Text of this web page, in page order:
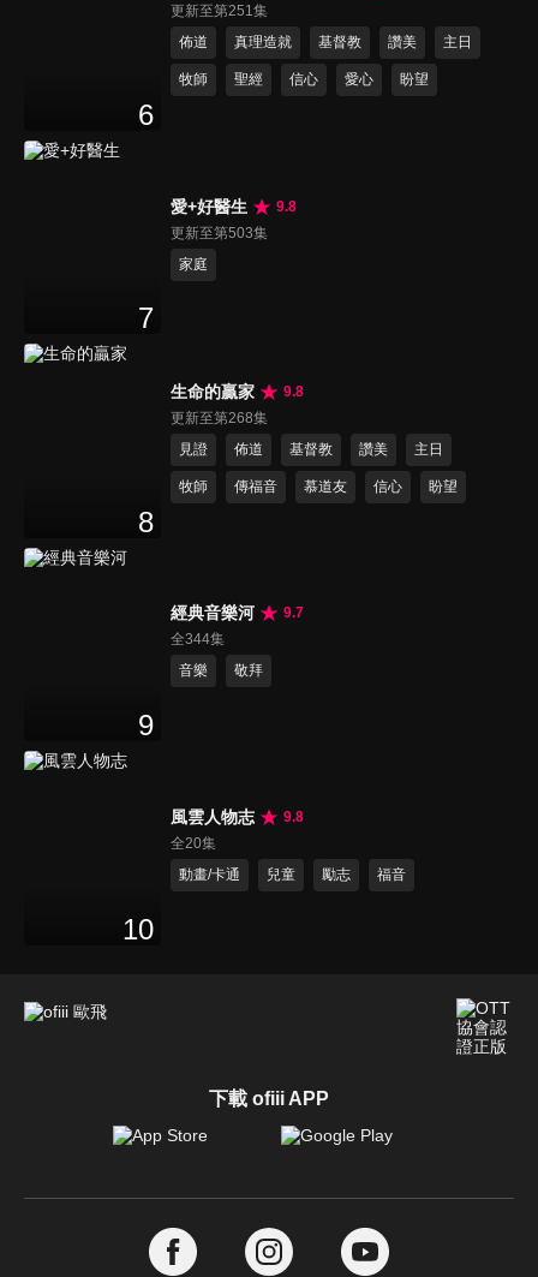
6
更新至第251集
佈道
真理造就 基督教 讚美 主日
牧師 聖經 信心 愛心 盼望
7
愛+好醫生
9.8
更新至第503集
家庭
8
生命的贏家
9.8
更新至第268集
見證
佈道 基督教 讚美 主日
牧師 傳福音 慕道友 信心 盼望
9
經典音樂河
9.7
全344集
音樂
敬拜
10
風雲人物志
9.8
全20集
動畫/卡通
兒童 勵志 福音
下載 ofiii APP